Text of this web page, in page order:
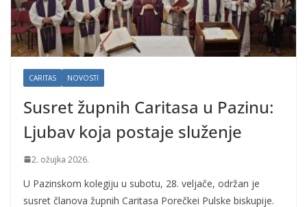
CARITAS NOVOSTI
Susret župnih Caritasa u Pazinu:
Ljubav koja postaje služenje
2. ožujka 2026.
U Pazinskom kolegiju u subotu, 28. veljače, održan je
susret članova župnih Caritasa Porečkei Pulske biskupije.